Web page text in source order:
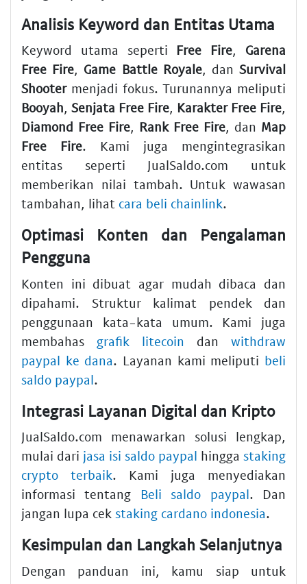
Analisis Keyword dan Entitas Utama
Keyword utama seperti Free Fire, Garena
Free Fire, Game Battle Royale, danSurvival
Shootermenjadi fokus. Turunannya meliputi
Booyah, Senjata Free Fire, Karakter Free Fire,
Diamond Free Fire, Rank Free Fire, dan Map
Free Fire. Kami juga mengintegrasikan
entitas seperti JualSaldo.com untuk
memberikan nilai tambah. Untuk wawasan
tambahan, lihat cara beli chainlink.
Optimasi Konten dan Pengalaman
Pengguna
Konten ini dibuat agar mudah dibaca dan
dipahami. Struktur kalimat pendek dan
penggunaan kata-kata umum. Kami juga
membahas grafik litecoin dan withdraw
paypal ke dana. Layanan kami meliputi beli
saldo paypal.
Integrasi Layanan Digital dan Kripto
JualSaldo.com menawarkan solusi lengkap,
mulai dari jasa isi saldo paypal hingga staking
crypto terbaik. Kami juga menyediakan
informasi tentang Beli saldo paypal. Dan
jangan lupa cek staking cardano indonesia.
Kesimpulan dan Langkah Selanjutnya
Dengan panduan ini, kamu siap untuk